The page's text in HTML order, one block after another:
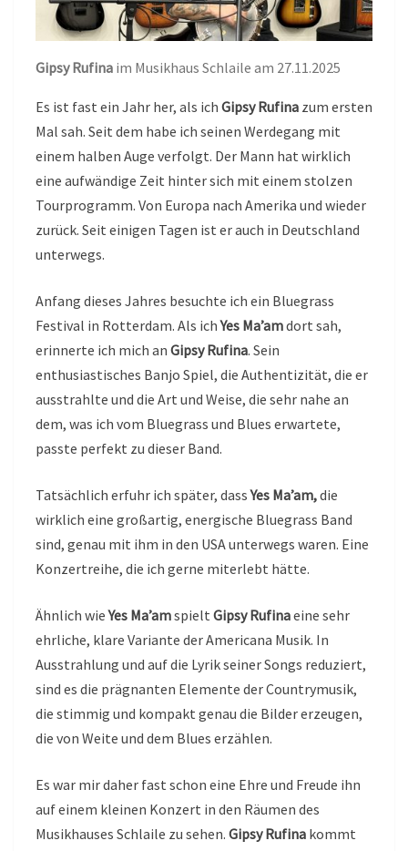
Gipsy Rufina im Musikhaus Schlaile am 27.11.2025
Es ist fast ein Jahr her, als ich Gipsy Rufina zum ersten
Mal sah. Seit dem habe ich seinen Werdegang mit
einem halben Auge verfolgt. Der Mann hat wirklich
eine aufwändige Zeit hinter sich mit einem stolzen
Tourprogramm. Von Europa nach Amerika und wieder
zurück. Seit einigen Tagen ist er auch in Deutschland
unterwegs.
Anfang dieses Jahres besuchte ich ein Bluegrass
Festival in Rotterdam. Als ichYes Ma’amdort sah,
erinnerte ich mich an Gipsy Rufina. Sein
enthusiastisches Banjo Spiel, die Authentizität, die er
ausstrahlte und die Art und Weise, die sehr nahe an
dem, was ich vom Bluegrass und Blues erwartete,
passte perfekt zu dieser Band.
Tatsächlich erfuhr ich später, dassYes Ma’am,die
wirklich eine großartig, energische Bluegrass Band
sind, genau mit ihm in den USA unterwegs waren. Eine
Konzertreihe, die ich gerne miterlebt hätte.
Ähnlich wieYes Ma’amspielt Gipsy Rufinaeine sehr
ehrliche, klare Variante der Americana Musik. In
Ausstrahlung und auf die Lyrik seiner Songs reduziert,
sind es die prägnanten Elemente der Countrymusik,
die stimmig und kompakt genau die Bilder erzeugen,
die von Weite und dem Blues erzählen.
Es war mir daher fast schon eine Ehre und Freude ihn
auf einem kleinen Konzert in den Räumen des
Musikhauses Schlaile zu sehen. Gipsy Rufina kommt